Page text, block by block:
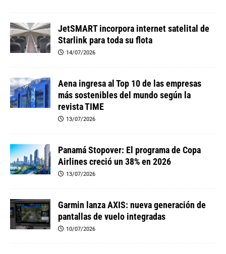
JetSMART incorpora internet satelital de
Starlink para toda su flota
14/07/2026
Aena ingresa al Top 10 de las empresas
más sostenibles del mundo según la
revista TIME
13/07/2026
Panamá Stopover: El programa de Copa
Airlines creció un 38% en 2026
13/07/2026
Garmin lanza AXIS: nueva generación de
pantallas de vuelo integradas
10/07/2026